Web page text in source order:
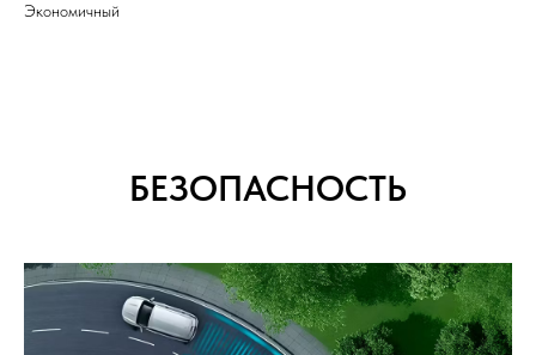
Экономичный
БЕЗОПАСНОСТЬ